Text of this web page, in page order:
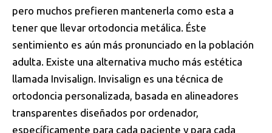
pero muchos prefieren mantenerla como esta a
tener que llevar ortodoncia metálica. Éste
sentimiento es aún más pronunciado en la población
adulta. Existe una alternativa mucho más estética
llamada Invisalign. Invisalign es una técnica de
ortodoncia personalizada, basada en alineadores
transparentes diseñados por ordenador,
específicamente para cada paciente y para cada